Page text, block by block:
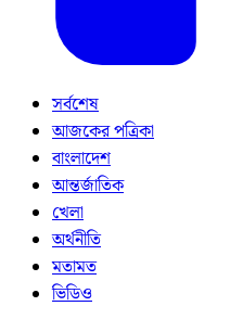
সর্বশেষ
আজকের পত্রিকা
বাংলাদেশ
আন্তর্জাতিক
খেলা
অর্থনীতি
মতামত
ভিডিও